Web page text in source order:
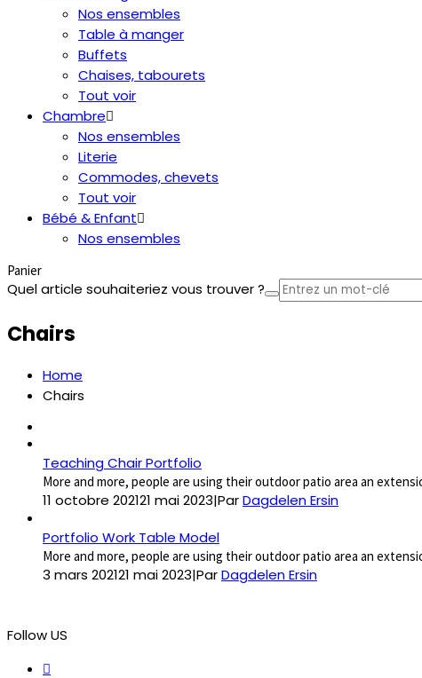
Nos ensembles
Table à manger
Buffets
Chaises, tabourets
Tout voir
Chambre
Nos ensembles
Literie
Commodes, chevets
Tout voir
Bébé & Enfant
Nos ensembles
Panier
Quel article souhaiteriez vous trouver ?
Chairs
Home
Chairs
Teaching Chair Portfolio
More and more, people are using their outdoor patio area an
11 octobre 202121 mai 2023|ParDagdelen Ersin
Portfolio Work Table Model
More and more, people are using their outdoor patio area an
3 mars 202121 mai 2023|ParDagdelen Ersin
Follow US